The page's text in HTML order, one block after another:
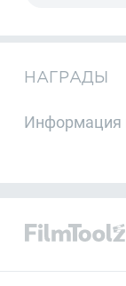
НАГРАДЫ
Информация